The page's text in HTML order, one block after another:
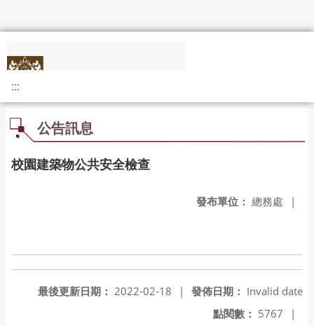
:::
公告訊息
校園建築物公共安全檢查
發布單位： 總務處 |
發佈日期： Invalid date
最後更新日期： 2022-02-18
|
點閱數： 5767 |